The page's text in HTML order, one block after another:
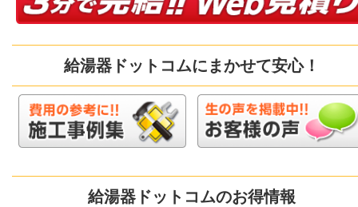
給湯器ドットコムにまかせて安心！
給湯器ドットコムのお得情報